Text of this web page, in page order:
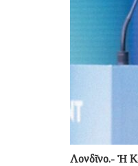
Λονδῖνο.- Ἡ